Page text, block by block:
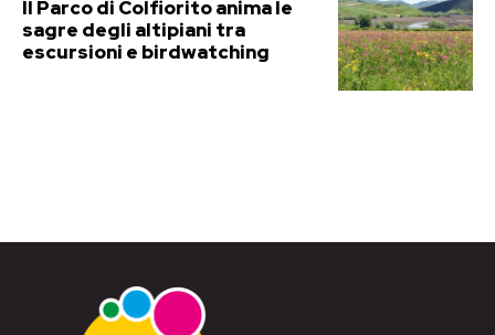
Il Parco di Colfiorito anima le
sagre degli altipiani tra
escursioni e birdwatching